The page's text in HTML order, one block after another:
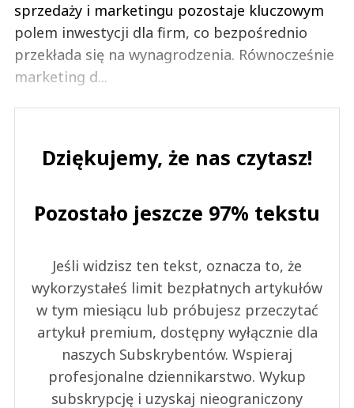
sprzedaży i marketingu pozostaje kluczowym
polem inwestycji dla firm, co bezpośrednio
przekłada się na wynagrodzenia. Równocześnie
marketing d...
Dziękujemy, że nas czytasz!
Pozostało jeszcze 97% tekstu
Jeśli widzisz ten tekst, oznacza to, że
wykorzystałeś limit bezpłatnych artykułów
w tym miesiącu lub próbujesz przeczytać
artykuł premium, dostępny wyłącznie dla
naszych Subskrybentów. Wspieraj
profesjonalne dziennikarstwo. Wykup
subskrypcję i uzyskaj nieograniczony